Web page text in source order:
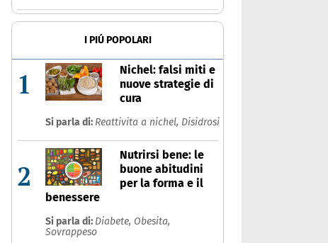
I PIÚ POPOLARI
1
Nichel: falsi miti e
nuove strategie di
cura
Si parla di: Reattivita a nichel, Disidrosi
2
Nutrirsi bene: le
buone abitudini
per la forma e il
benessere
Si parla di: Diabete, Obesita,
Sovrappeso